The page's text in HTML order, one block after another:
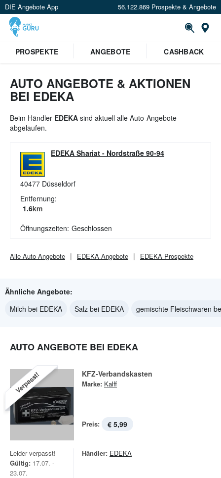
DIE Angebote App 56.122.869 Prospekte & Angebote
PROSPEKTE ANGEBOTE CASHBACK
AUTO ANGEBOTE & AKTIONEN
BEI EDEKA
Beim Händler EDEKA sind aktuell alle Auto-Angebote
abgelaufen.
EDEKA Shariat - Nordstraße 90-94
40477 Düsseldorf
Entfernung:
1.6km
Öffnungszeiten: Geschlossen
Alle Auto Angebote EDEKA Angebote EDEKA Prospekte
Ähnliche Angebote:
Milch bei EDEKA
Salz bei EDEKA gemischte Fleischwaren
AUTO ANGEBOTE BEI EDEKA
Verpasst! KFZ-Verbandskasten
Marke: Kalff
Preis: € 5,99
Leider verpasst!
Gültig: 17.07. -
23.07.
Händler: EDEKA